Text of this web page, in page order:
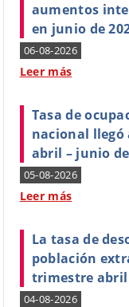
aumentos
en junio de
06-08-2026
Leer más
Tasa de
nacional llegó
abril – junio
05-08-2026
Leer más
La tasa de
población
trimestre abril
04-08-2026